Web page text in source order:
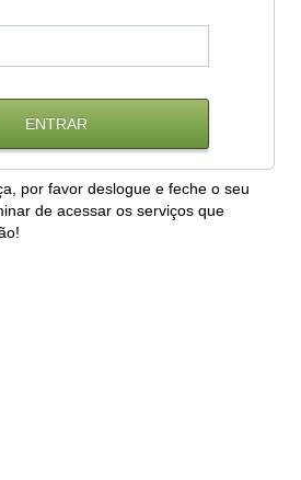
por favor deslogue e feche o seu
de acessar os serviços que